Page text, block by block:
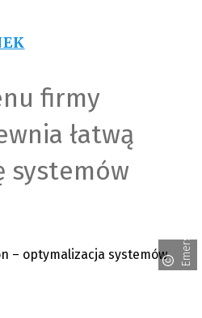
firmy
łatwą
systemów
Emerson